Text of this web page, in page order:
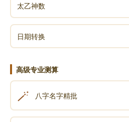
太乙神数
日期转换
高级专业测算
🪄 八字名字精批